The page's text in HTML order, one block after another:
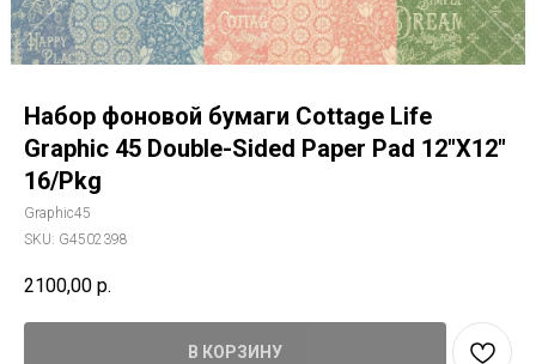
Набор фоновой бумаги Cottage Life
Graphic 45 Double-Sided Paper Pad 12"X12"
16/Pkg
Graphic45
SKU: G4502398
2100,00 р.
В КОРЗИНУ